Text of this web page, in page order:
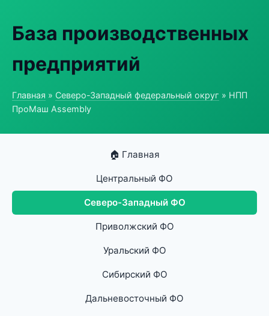
База производственных
предприятий
Главная » Северо-Западный федеральный округ » НПП
ПроМаш Assembly
🏠 Главная
Центральный ФО
Северо-Западный ФО
Приволжский ФО
Уральский ФО
Сибирский ФО
Дальневосточный ФО